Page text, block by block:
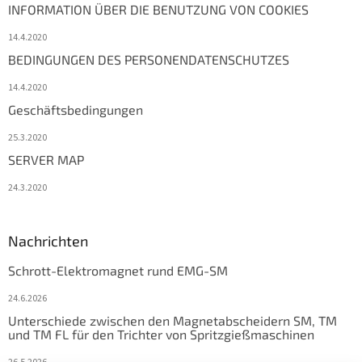
INFORMATION ÜBER DIE BENUTZUNG VON COOKIES
14.4.2020
BEDINGUNGEN DES PERSONENDATENSCHUTZES
14.4.2020
Geschäftsbedingungen
25.3.2020
SERVER MAP
24.3.2020
Nachrichten
Schrott-Elektromagnet rund EMG-SM
24.6.2026
Unterschiede zwischen den Magnetabscheidern SM, TM
und TM FL für den Trichter von Spritzgießmaschinen